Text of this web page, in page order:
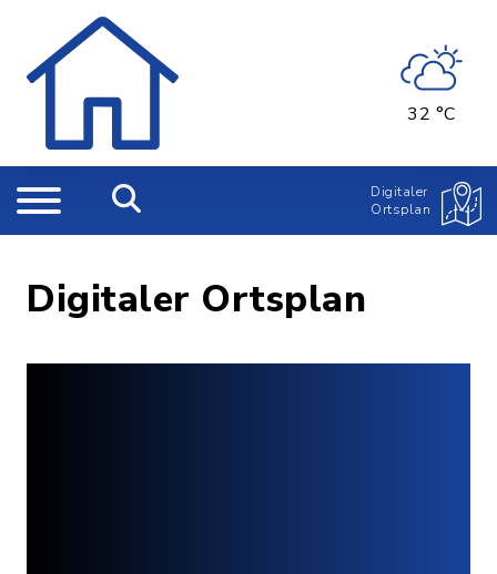
32 °C
Digitaler
Ortsplan
Digitaler Ortsplan